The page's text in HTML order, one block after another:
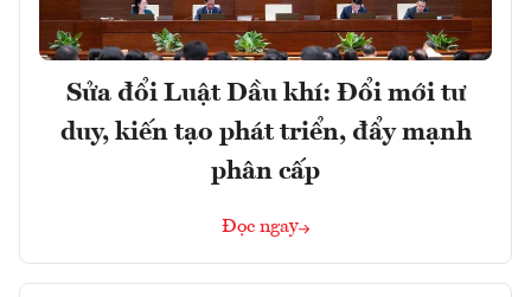
Sửa đổi Luật Dầu khí: Đổi mới tư
duy, kiến tạo phát triển, đẩy mạnh
phân cấp
Đọc ngay